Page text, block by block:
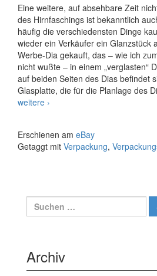
Eine weitere, auf absehbare Zeit
des Hirnfaschings ist bekanntlich
häufig die verschiedensten Dinge
wieder ein Verkäufer ein Glanzstück
Werbe-Dia gekauft, das – wie ich
nicht wußte – in einem „verglasten“
auf beiden Seiten des Dias befindet
Glasplatte, die für die Planlage des
weitere Verpackungskünstler
›
Erschienen am eBay
Getaggt mit Verpackung,
Suche
nach:
Archiv